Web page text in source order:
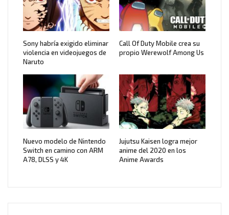
Sony habría exigido eliminar
violencia en videojuegos de
Naruto
Call Of Duty Mobile crea su
propio Werewolf Among Us
Nuevo modelo de Nintendo
Switch en camino con ARM
A78, DLSS y 4K
Jujutsu Kaisen logra mejor
anime del 2020 en los
Anime Awards